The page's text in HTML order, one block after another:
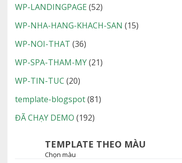
WP-LANDINGPAGE (52)
WP-NHA-HANG-KHACH-SAN (15)
WP-NOI-THAT (36)
WP-SPA-THAM-MY(21)
WP-TIN-TUC (20)
template-blogspot(81)
ĐÃ CHẠY DEMO (192)
TEMPLATE THEO MÀU
Chọn màu